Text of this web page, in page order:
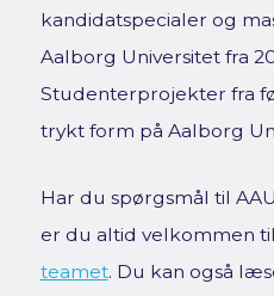
kandidatspecialer og
Aalborg Universitet fra
Studenterprojekter fra
trykt form på Aalborg
Har du spørgsmål til
er du altid velkommen
teamet. Du kan også